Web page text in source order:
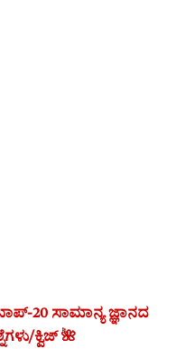
20 ಸಾಮಾನ್ಯ ಜ್ಞಾನದ
ಕ್ವಿಜ್ 🌺